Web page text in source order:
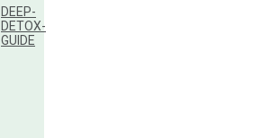
DEEP-
DETOX-
GUIDE